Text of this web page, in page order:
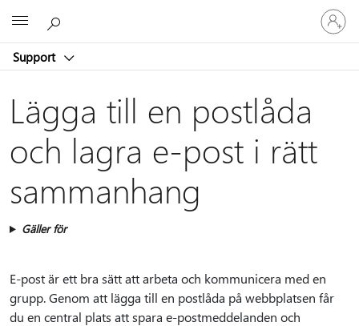
Support
Logga
in
på
konto
Lägga till en postlåda
och lagra e-post i rätt
sammanhang
Gäller för
E-post är ett bra sätt att arbeta och kommunicera med en
grupp. Genom att lägga till en postlåda på webbplatsen får
du en central plats att spara e-postmeddelanden och